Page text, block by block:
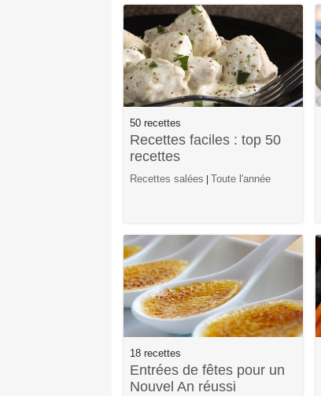
50 recettes
Recettes faciles : top 50
recettes
Recettes salées Toute l'année
18 recettes
Entrées de fêtes pour un
Nouvel An réussi